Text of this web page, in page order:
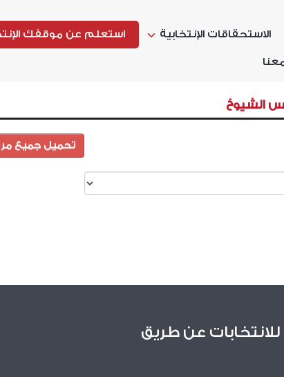
الاستحقاقات الإنتخابية استعلم عن موقفك
الشيوخ
تحميل جميع
عن طريق